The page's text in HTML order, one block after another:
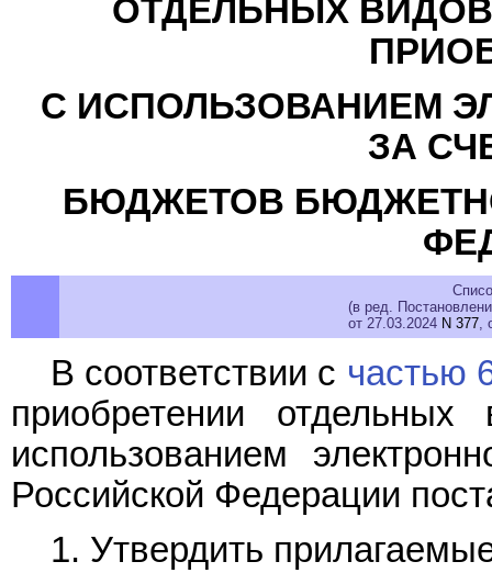
ОТДЕЛЬНЫХ ВИДОВ
С ИСПОЛЬЗОВАНИЕМ
ЗА
БЮДЖЕТОВ
(в ред.
от 27.03.2024 N 377,
В соответствии с частью
приобретении
использованием
Российской Федерации
1. Утвердить